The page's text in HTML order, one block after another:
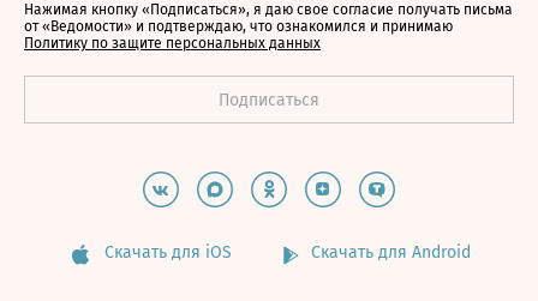
Нажимая кнопку «Подписаться», я даю свое согласие получать письма
от «Ведомости» и подтверждаю, что ознакомился и принимаю
Политику по защите персональных данных
Скачать для iOS Скачать для Android